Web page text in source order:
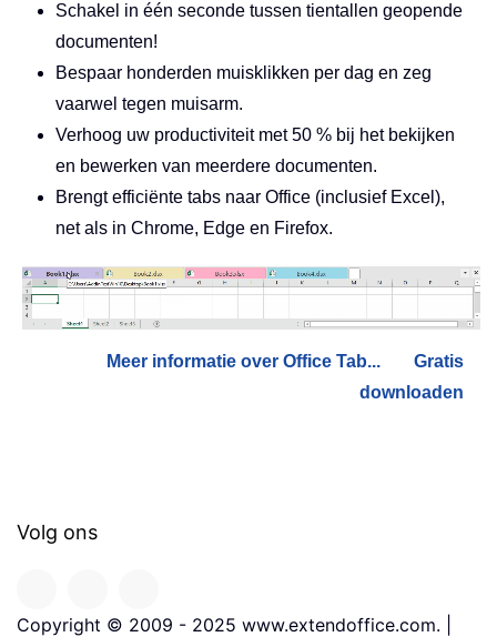
Schakel in één seconde tussen tientallen geopende
documenten!
Bespaar honderden muisklikken per dag en zeg
vaarwel tegen muisarm.
Verhoog uw productiviteit met 50 % bij het bekijken
en bewerken van meerdere documenten.
Brengt efficiënte tabs naar Office (inclusief Excel),
net als in Chrome, Edge en Firefox.
Meer informatie over Office Tab...
Gratis
downloaden
Volg ons
Copyright © 2009 - 2025 www.extendoffice.com. |